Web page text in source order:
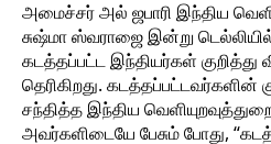
அமைச்சர் அல் ஜபாரி இந்திய
சுஷ்மா ஸ்வராஜை இன்று
கடத்தப்பட்ட இந்தியர்கள் குறித்து
தெரிகிறது.
சந்தித்த இந்திய
அவர்களிடையே பேசும் போது,